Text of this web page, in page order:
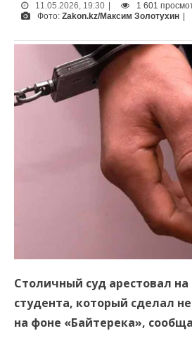
11.05.2026, 19:30 1 601
Фото: Zakon.kz/Максим Золотухин
Столичный суд арестовал на
студента, который сделал
на фоне «Байтерека»,